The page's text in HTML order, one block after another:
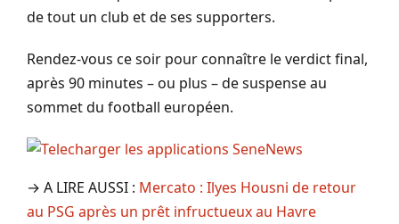
de tout un club et de ses supporters.
Rendez-vous ce soir pour connaître le verdict final,
après 90 minutes – ou plus – de suspense au
sommet du football européen.
→ A LIRE AUSSI : Mercato : Ilyes Housni de retour
au PSG après un prêt infructueux au Havre